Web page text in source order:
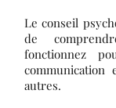
Le conseil
de
fonctionnez
communication
autres.